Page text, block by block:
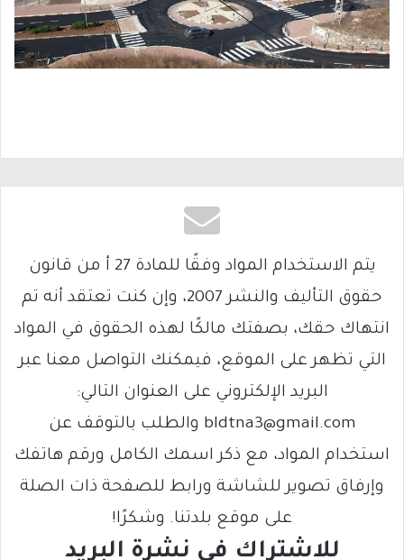
يتم الاستخدام المواد وفقًا للمادة 27 أ من قانون
حقوق التأليف والنشر 2007، وإن كنت تعتقد أنه تم
انتهاك حقك، بصفتك مالكًا لهذه الحقوق في المواد
التي تظهر على الموقع، فيمكنك التواصل معنا عبر
البريد الإلكتروني على العنوان التالي:
bldtna3@gmail.com والطلب بالتوقف عن
استخدام المواد، مع ذكر اسمك الكامل ورقم هاتفك
وإرفاق تصوير للشاشة ورابط للصفحة ذات الصلة
على موقع بلدتنا. وشكرًا!
للاشتراك فى نشرة البريد